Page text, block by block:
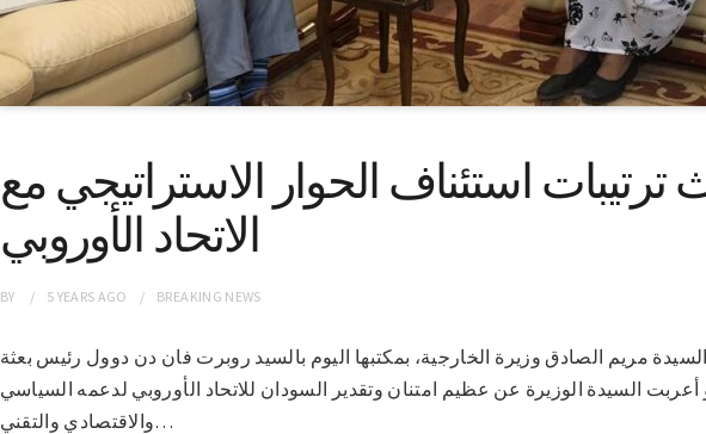
ترتيبات استئناف الحوار الاستراتيجي مع
الاتحاد الأوروبي
BY 5 YEARS AGO BREAKING NEWS
التقت السيدة مريم الصادق وزيرة الخارجية، بمكتبها اليوم بالسيد روبرت فان دن دوول رئيس بعثة
أعربت السيدة الوزيرة عن عظيم امتنان وتقدير السودان للاتحاد الأوروبي لدعمه السياسي
والاقتصادي والتقني…